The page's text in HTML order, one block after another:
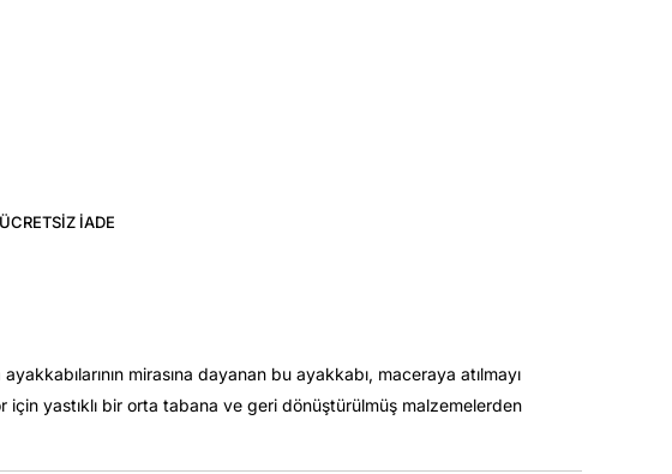
IADE
mirasına dayanan bu ayakkabı, maceraya atılmayı
yastıklı bir orta tabana ve geri dönüştürülmüş malzemelerden